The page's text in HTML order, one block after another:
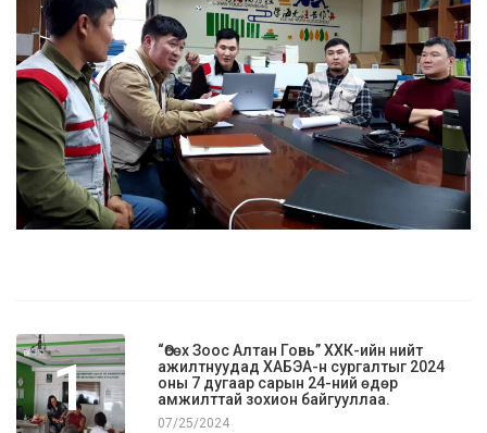
1
“Өсөх Зоос Алтан Говь” ХХК-ийн нийт
ажилтнуудад ХАБЭА-н сургалтыг 2024
оны 7 дугаар сарын 24-ний өдөр
амжилттай зохион байгууллаа.
07/25/2024